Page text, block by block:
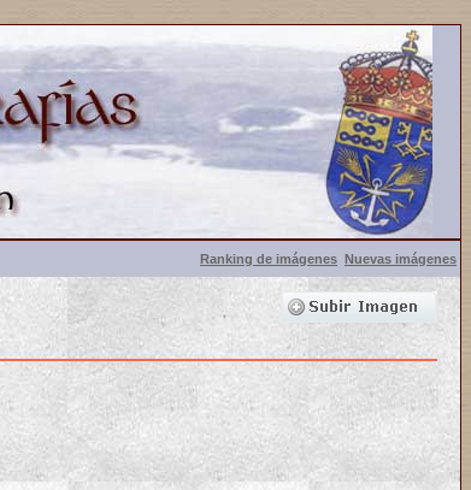
Ranking de imágenes Nuevas imágenes